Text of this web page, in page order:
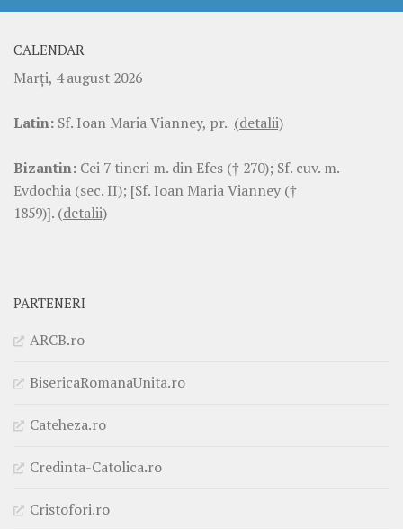
CALENDAR
Marţi, 4 august 2026
Latin: Sf. Ioan Maria Vianney, pr. (detalii)
Bizantin: Cei 7 tineri m. din Efes († 270); Sf. cuv. m.
Evdochia (sec. II); [Sf. Ioan Maria Vianney (†
1859)]. (detalii)
PARTENERI
ARCB.ro
BisericaRomanaUnita.ro
Cateheza.ro
Credinta-Catolica.ro
Cristofori.ro